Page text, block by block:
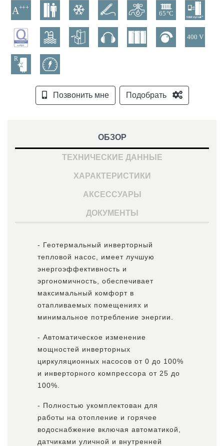
Позвонить мне Подобрать
ОБЗОР
ТЕХНИЧЕСКИЕ ДАННЫЕ
ХАРАКТЕРИСТИКИ
АКСЕССУАРЫ
ДОКУМЕНТЫ
- Геотермальный инверторный
тепловой насос, имеет лучшую
энергоэффективность и
эргономичность, обеспечивает
максимальный комфорт в
отапливаемых помещениях и
минимальное потребление энергии.
- Автоматическое изменение
мощностей инверторных
циркуляционных насосов от 0 до 100%
и инверторного компрессора от 25 до
100%.
- Полностью укомплектован для
работы на отопление и горячее
водоснабжение включая автоматикой,
датчиками уличной и внутренней